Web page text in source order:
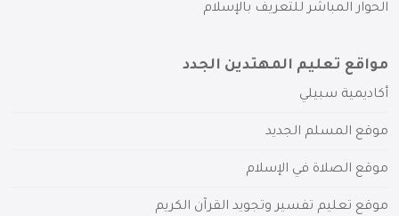
الحوار المباشر للتعريف بالإسلام
مواقع تعليم المهتدين الجدد
أكاديمية سبيلي
موقع المسلم الجديد
موقع الصلاة في الإسلام
موقع تعليم تفسير وتجويد القرآن الكريم